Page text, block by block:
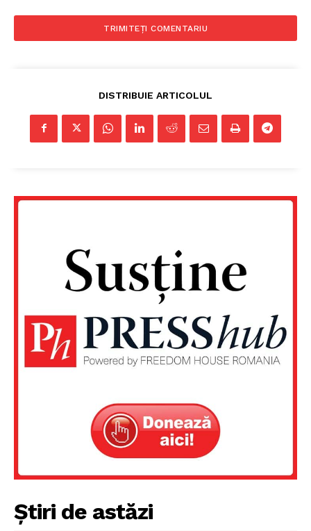
Un proiect
PRESShub
Despre noi / Echipa
Proiecte editoriale
Rețea
DISTRIBUIE ARTICOLUL
Știri de astăzi